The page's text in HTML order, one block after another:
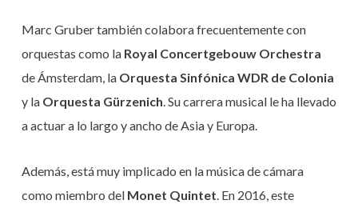
Marc Gruber también colabora frecuentemente con
orquestas como la Royal Concertgebouw Orchestra
de Ámsterdam, la Orquesta Sinfónica WDR de Colonia
y la Orquesta Gürzenich. Su carrera musical le ha llevado
a actuar a lo largo y ancho de Asia y Europa.
Además, está muy implicado en la música de cámara
como miembro del Monet Quintet. En 2016, este